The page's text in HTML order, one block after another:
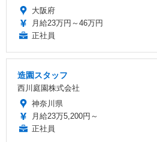
大阪府
月給23万円～46万円
正社員
造園スタッフ
西川庭園株式会社
神奈川県
月給23万5,200円～
正社員